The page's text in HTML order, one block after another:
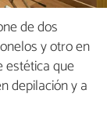
de dos
y otro en
estética que
depilación y a